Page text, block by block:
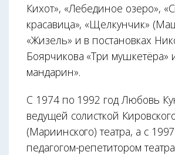
Кихот», «Лебединое озеро»,
красавица», «Щелкунчик»
«Жизель» и в постановках
Боярчикова «Три мушкетёра»
мандарин».
С 1974 по 1992 год Любовь
ведущей солисткой
(Мариинского) театра, а с
педагогом-репетитором